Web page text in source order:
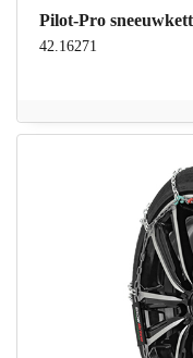
Pilot-Pro
42.16271